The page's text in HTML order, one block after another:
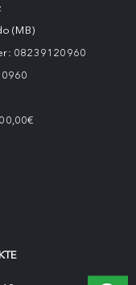
(MB)
08239120960